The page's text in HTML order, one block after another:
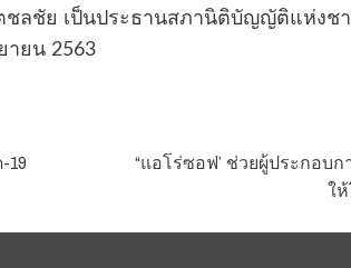
ชลชัย เป็นประธานสภานิติบัญญัติแห่งช
ายน 2563
19
“แอโร่ซอฟ’ ช่วยผู้ประกอบ
ใ